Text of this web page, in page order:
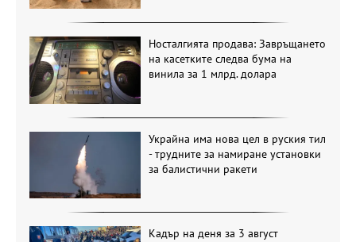
Носталгията продава: Завръщането
на касетките следва бума на
винила за 1 млрд. долара
Украйна има нова цел в руския тил
- трудните за намиране установки
за балистични ракети
Кадър на деня за 3 август